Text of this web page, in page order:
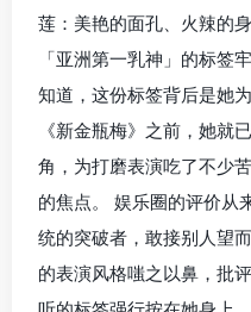
莲：美艳的面孔、火辣的
「亚洲第一乳神」的标签
知道，这份标签背后是她
《新金瓶梅》之前，她就
角，为打磨表演吃了不少
的焦点。 娱乐圈的评价从
统的突破者，敢接别人望
的表演风格嗤之以鼻，批